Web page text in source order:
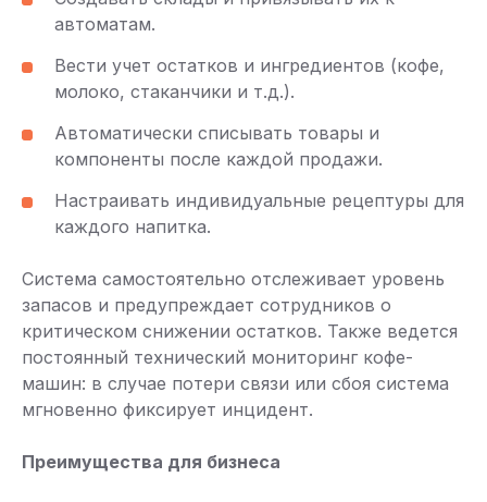
автоматам.
Вести учет остатков и ингредиентов (кофе,
молоко, стаканчики и т.д.).
Автоматически списывать товары и
компоненты после каждой продажи.
Настраивать индивидуальные рецептуры для
каждого напитка.
Система самостоятельно отслеживает уровень
запасов и предупреждает сотрудников о
критическом снижении остатков. Также ведется
постоянный технический мониторинг кофе-
машин: в случае потери связи или сбоя система
мгновенно фиксирует инцидент.
Преимущества для бизнеса